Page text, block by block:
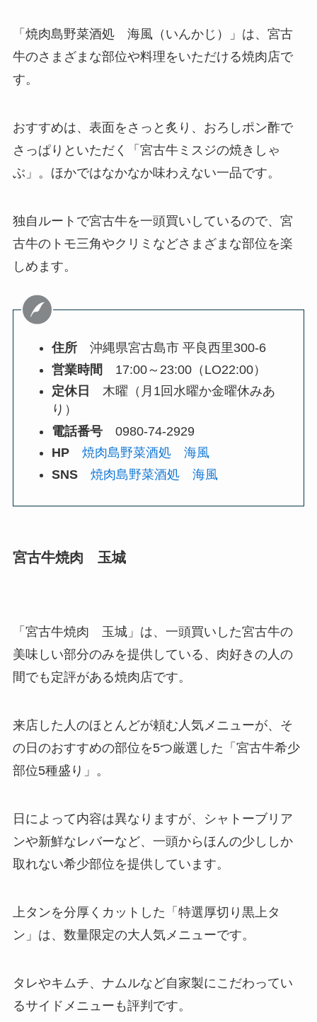
「焼肉島野菜酒処 海風（いんかじ）」は、宮古
牛のさまざまな部位や料理をいただける焼肉店で
す。
おすすめは、表面をさっと炙り、おろしポン酢で
さっぱりといただく「宮古牛ミスジの焼きしゃ
ぶ」。ほかではなかなか味わえない一品です。
独自ルートで宮古牛を一頭買いしているので、宮
古牛のトモ三角やクリミなどさまざまな部位を楽
しめます。
住所沖縄県宮古島市 平良西里300-6
営業時間 17:00～23:00（LO22:00）
定休日
木曜（月1回水曜か金曜休みあ
り）
電話番号0980-74-2929
HP
焼肉島野菜酒処 海風
SNS
焼肉島野菜酒処 海風
宮古牛焼肉 玉城
「宮古牛焼肉 玉城」は、一頭買いした宮古牛の
美味しい部分のみを提供している、肉好きの人の
間でも定評がある焼肉店です。
来店した人のほとんどが頼む人気メニューが、そ
の日のおすすめの部位を5つ厳選した「宮古牛希少
部位5種盛り」。
日によって内容は異なりますが、シャトーブリア
ンや新鮮なレバーなど、一頭からほんの少ししか
取れない希少部位を提供しています。
上タンを分厚くカットした「特選厚切り黒上タ
ン」は、数量限定の大人気メニューです。
タレやキムチ、ナムルなど自家製にこだわってい
るサイドメニューも評判です。